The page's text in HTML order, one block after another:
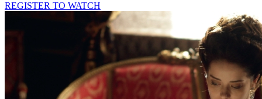
REGISTER TO WATCH